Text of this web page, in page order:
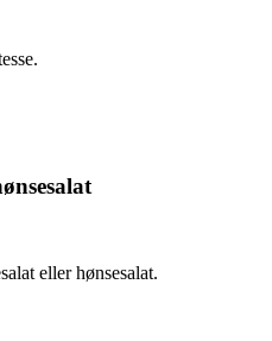
eller hønsesalat.